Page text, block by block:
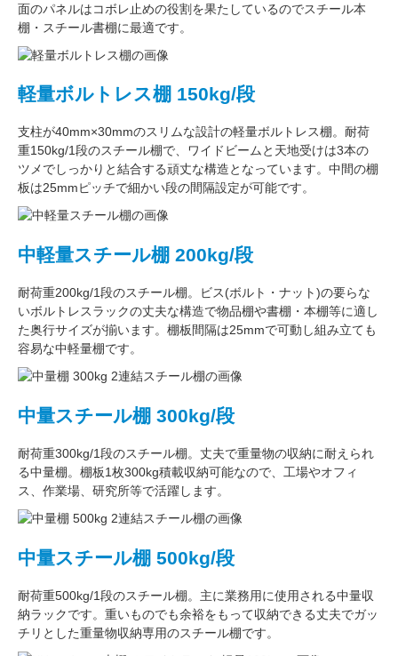
面のパネルはコボレ止めの役割を果たしているのでスチール本
棚・スチール書棚に最適です。
軽量ボルトレス棚 150kg/段
支柱が40mm×30mmのスリムな設計の軽量ボルトレス棚。 耐荷
重150kg/1段のスチール棚で、ワイドビームと天地受けは3本の
ツメでしっかりと結合する頑丈な構造となっています。中間の棚
板は25mmピッチで細かい段の間隔設定が可能です。
中軽量スチール棚 200kg/段
耐荷重200kg/1段のスチール棚。ビス(ボルト・ナット)の要らな
いボルトレスラックの丈夫な構造で物品棚や書棚・本棚等に適し
た奥行サイズが揃います。 棚板間隔は25mmで可動し組み立ても
容易な中軽量棚です。
中量スチール棚 300kg/段
耐荷重300kg/1段のスチール棚。丈夫で重量物の収納に耐えられ
る中量棚。 棚板1枚300kg積載収納可能なので、工場やオフィ
ス、作業場、研究所等で活躍します。
中量スチール棚 500kg/段
耐荷重500kg/1段のスチール棚。主に業務用に使用される中量収
納ラックです。重いものでも余裕をもって収納できる丈夫でガッ
チリとした重量物収納専用のスチール棚です。